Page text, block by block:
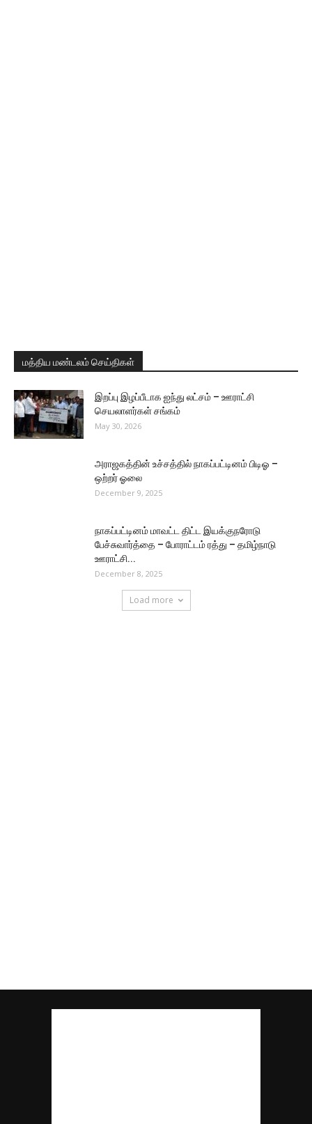
மத்திய மண்டலம் செய்திகள்
இறப்பு இழப்பீடாக ஐந்து லட்சம் – ஊராட்சி
செயலாளர்கள் சங்கம்
May 30, 2026
அராஜகத்தின் உச்சத்தில் நாகப்பட்டினம் பிடிஓ –
ஒற்றர் ஓலை
December 9, 2025
நாகப்பட்டினம் மாவட்ட திட்ட இயக்குநரோடு
பேச்சுவார்த்தை – போராட்டம் ரத்து – தமிழ்நாடு
ஊராட்சி...
December 8, 2025
Load more